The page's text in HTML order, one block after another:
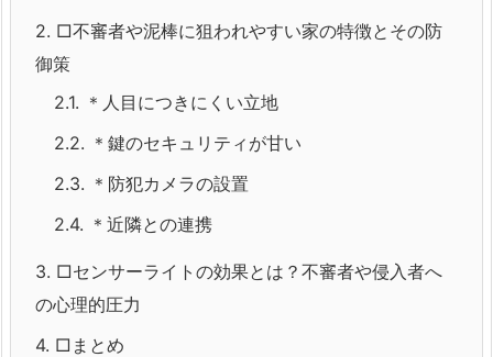
2. □不審者や泥棒に狙われやすい家の特徴とその防
御策
2.1. ＊人目につきにくい立地
2.2. ＊鍵のセキュリティが甘い
2.3. ＊防犯カメラの設置
2.4. ＊近隣との連携
3. □センサーライトの効果とは？不審者や侵入者へ
の心理的圧力
4. □まとめ